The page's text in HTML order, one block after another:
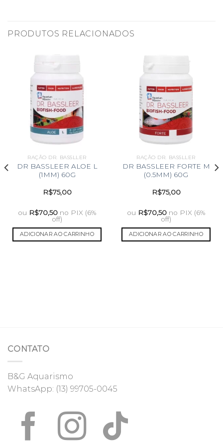
PRODUTOS RELACIONADOS
RAÇÃO DR. BASSLLER
DR BASSLEER ALOE L
(1MM) 60G
R$75,00
ou R$70,50 no PIX (6%
off)
ADICIONAR AO CARRINHO
RAÇÃO DR. BASSLLER
DR BASSLEER FORTE M
(0.5MM) 60G
R$75,00
ou R$70,50 no PIX (6%
off)
ADICIONAR AO CARRINHO
CONTATO
B&G Aquarismo
WhatsApp: (13) 99705-0045